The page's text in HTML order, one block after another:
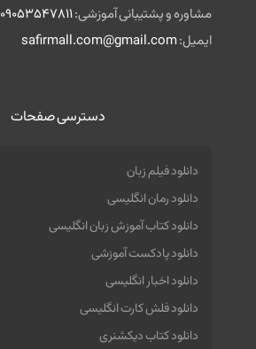
مشاوره و پشتیبانی آموزشی:09053547811
ایمیل:safirmall.com@gmail.com
دسترسی صفحات
دانلود فیلم زبان
دانلود رمان انگلیسی
دانلود کتاب آموزش زبان انگلیسی
دانلود پادکست آموزشی
دانلود اخبار انگلیسی
دانلود فلش کارت انگلیسی
دانلود کتاب دیکشنری